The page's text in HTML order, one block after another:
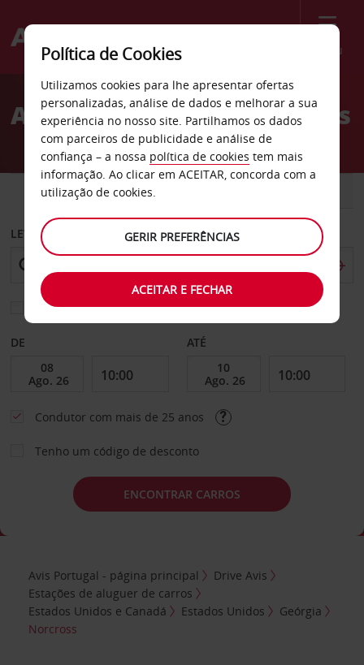
Menu
Welcome
AvisAluguer de carros Norcross
CARRO
LEVANTAR EM
Escolher uma estação de devolução diferente
DE ATÉ
Condutor com mais de 25 anos
Tenho um código de desconto
ENCONTRAR CARROS
Avis Portugal - página principal
Drive Avis
Estações de aluguer de carros
Estados Unidos e Canadá
Estados Unidos
Geórgia
Norcross
Política de Cookies
Utilizamos cookies para lhe apresentar ofertas
personalizadas, análise de dados e melhorar a sua
experiência no nosso site. Partilhamos os dados
com parceiros de publicidade e análise de
confiança – a nossa política de cookies tem mais
informação. Ao clicar em ACEITAR, concorda com a
utilização de cookies.
GERIR PREFERÊNCIAS
ACEITAR E FECHAR